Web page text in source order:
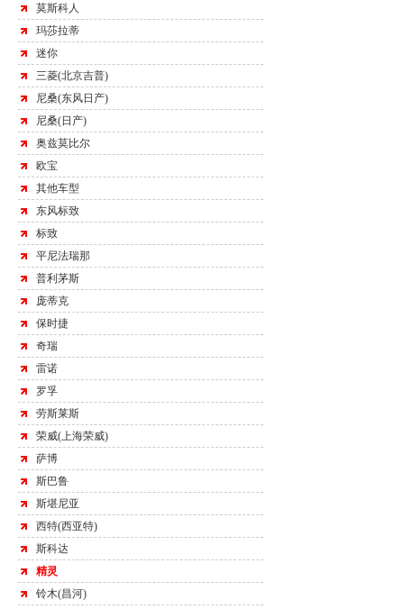
莫斯科人
玛莎拉蒂
迷你
三菱(北京吉普)
尼桑(东风日产)
尼桑(日产)
奥兹莫比尔
欧宝
其他车型
东风标致
标致
平尼法瑞那
普利茅斯
庞蒂克
保时捷
奇瑞
雷诺
罗孚
劳斯莱斯
荣威(上海荣威)
萨博
斯巴鲁
斯堪尼亚
西特(西亚特)
斯科达
精灵
铃木(昌河)